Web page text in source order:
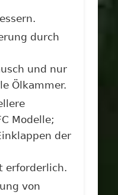
durch
und nur
Ölkammer.
Modelle;
der
erforderlich.
von